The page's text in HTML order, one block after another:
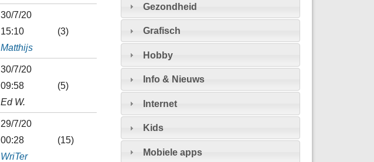
30/7/20
15:10
Matthijs
(3)
30/7/20
09:58
Ed W.
(5)
29/7/20
00:28
WriTer
(15)
Gezondheid
Grafisch
Hobby
Info & Nieuws
Internet
Kids
Mobiele apps